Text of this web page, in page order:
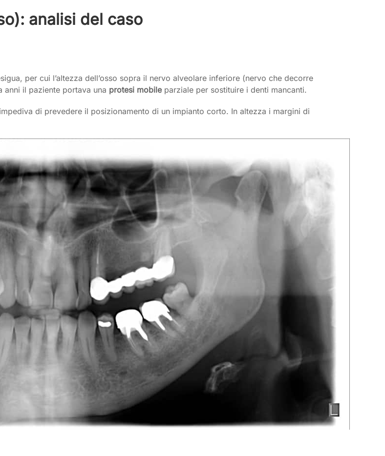
analisi del caso
per cui l’altezza dell’osso sopra il nervo alveolare inferiore (nervo che decorre
anni il paziente portava una protesi mobileparziale per sostituire i denti mancanti.
di prevedere il posizionamento di un impianto corto. In altezza i margini di